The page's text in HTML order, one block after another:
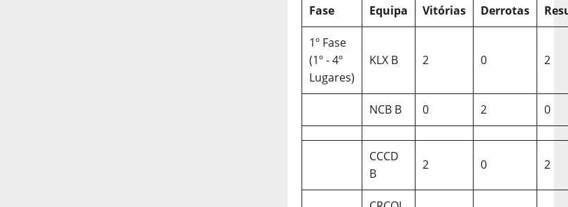
Fase Equipa Vitórias Derrotas
1º Fase
(1º - 4º
Lugares)
KLX B 2 0 2
NCB B 0 2 0
CCCD
B
2 0 2